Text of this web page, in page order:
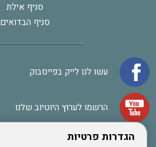
הגדרות פרטיות
סניף אילת
סניף הבדואים
עשו לנו לייק בפייסבוק
הרשמו לערוץ היוטיוב שלנו